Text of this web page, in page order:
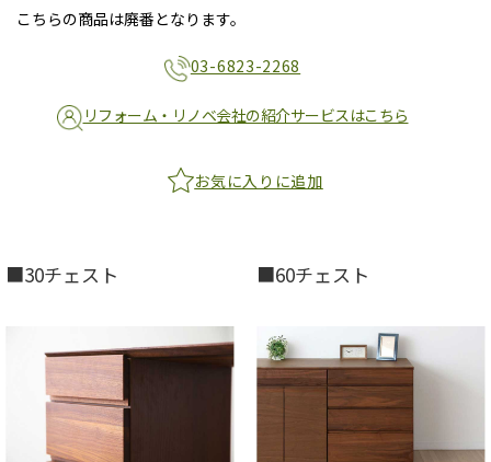
こちらの商品は廃番となります。
03-6823-2268
リフォーム・リノベ会社の紹介サービスはこちら
お気に入りに追加
■30チェスト ■60チェスト